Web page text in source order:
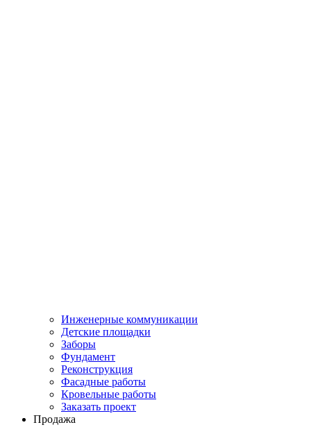
Инженерные коммуникации
Детские площадки
Заборы
Фундамент
Реконструкция
Фасадные работы
Кровельные работы
Заказать проект
Продажа